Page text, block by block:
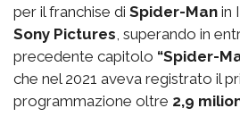
per il franchise di Spider-Man in
Sony Pictures, superando in
precedente capitolo “Spider-
che nel 2021 aveva registrato il
programmazione oltre 2,9